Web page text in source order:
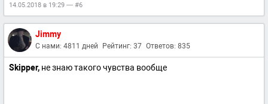
14.05.2018 в 19:29 — #6
Jimmy
С нами: 4811 дней Рейтинг: 37 Ответов: 835
Skipper, не знаю такого чувства вообще